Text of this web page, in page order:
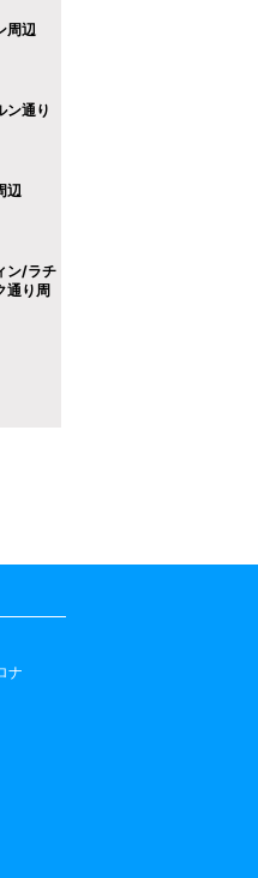
周辺
ン通り
辺
ン/ラチ
通り周
ナ